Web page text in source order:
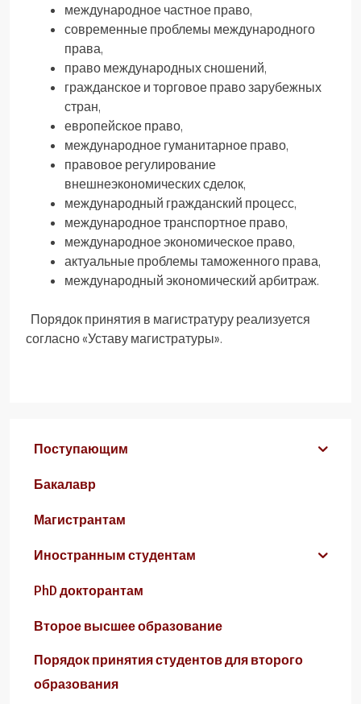
международное частное право,
современные проблемы международного
права,
право международных сношений,
гражданское и торговое право зарубежных
стран,
европейское право,
международное гуманитарное право,
правовое регулирование
внешнеэкономических сделок,
международный гражданский процесс,
международное транспортное право,
международное экономическое право,
актуальные проблемы таможенного права,
международный экономический арбитраж.
Порядок принятия в магистратуру реализуется
согласно «Уставу магистратуры».
Поступающим
Бакалавр
Магистрантам
Иностранным студентам
PhD докторантам
Второе высшее образование
Порядок принятия студентов для второго
образования